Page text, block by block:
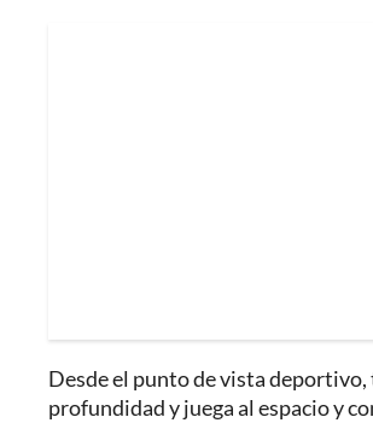
Desde el punto de vista
profundidad y juega al espacio y